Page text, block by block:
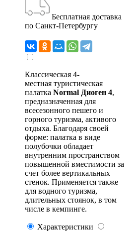
Бесплатная доставка
по Санкт-Петербургу
Классическая 4-
местная туристическая
палатка Normal Диоген 4,
предназначенная для
всесезонного пешего и
горного туризма, активого
отдыха. Благодаря своей
форме: палатка в виде
полубочки обладает
внутренним пространством
повышенной вместимости за
счет более вертикальных
стенок. Применяется также
для водного туризма,
длительных стоянок, в том
числе в кемпинге.
Характеристики